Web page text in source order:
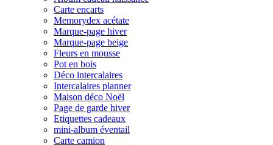
Carte encarts
Memorydex acétate
Marque-page hiver
Marque-page beige
Fleurs en mousse
Pot en bois
Déco intercalaires
Intercalaires planner
Maison déco Noël
Page de garde hiver
Etiquettes cadeaux
mini-album éventail
Carte camion